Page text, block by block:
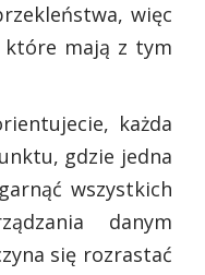
więc
które mają z tym
każda
gdzie jedna
wszystkich
danym
się rozrastać